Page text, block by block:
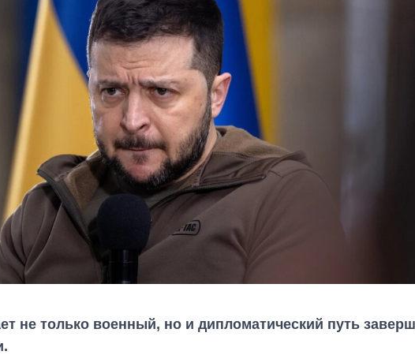
не только военный, но и дипломатический путь